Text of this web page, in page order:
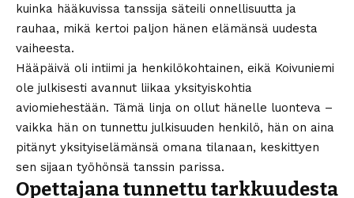
kuinka hääkuvissa tanssija säteili onnellisuutta ja
rauhaa, mikä kertoi paljon hänen elämänsä uudesta
vaiheesta.
Hääpäivä oli intiimi ja henkilökohtainen, eikä Koivuniemi
ole julkisesti avannut liikaa yksityiskohtia
aviomiehestään. Tämä linja on ollut hänelle luonteva –
vaikka hän on tunnettu julkisuuden henkilö, hän on aina
pitänyt yksityiselämänsä omana tilanaan, keskittyen
sen sijaan työhönsä tanssin parissa.
Opettajana tunnettu tarkkuudesta